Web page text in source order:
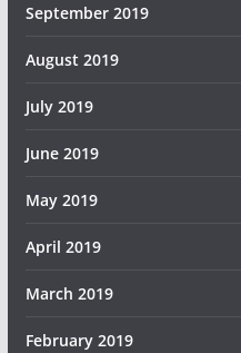
September 2019
August 2019
July 2019
June 2019
May 2019
April 2019
March 2019
February 2019